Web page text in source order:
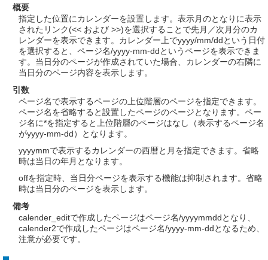
概要
指定した位置にカレンダーを設置します。表示月のとなりに表示
されたリンク(<< および >>)を選択することで先月／次月分のカ
レンダーを表示できます。カレンダー上でyyyy/mm/ddという日付
を選択すると、ページ名/yyyy-mm-ddというページを表示できま
す。当日分のページが作成されていた場合、カレンダーの右隣に
当日分のページ内容を表示します。
引数
ページ名で表示するページの上位階層のページを指定できます。
ページ名を省略すると設置したページのページとなります。ペー
ジ名に*を指定すると上位階層のページはなし（表示するページ名
がyyyy-mm-dd）となります。
yyyymmで表示するカレンダーの西暦と月を指定できます。省略
時は当日の年月となります。
offを指定時、当日分ページを表示する機能は抑制されます。省略
時は当日分のページを表示します。
備考
calender_editで作成したページはページ名/yyyymmddとなり、
calender2で作成したページはページ名/yyyy-mm-ddとなるため、
注意が必要です。